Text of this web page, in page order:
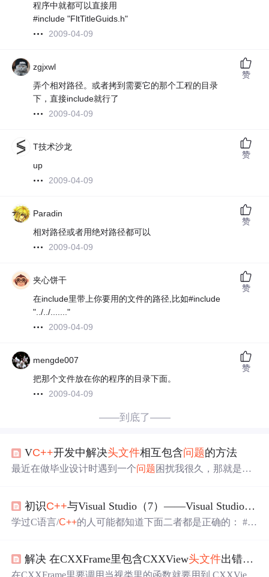
程序中就都可以直接用
#include "FltTitleGuids.h"
2009-04-09
zgjxwl
弄个相对路径。或者拷到需要它的那个工程的目录
下，直接include就行了
2009-04-09
赞
T技术沙龙
up
2009-04-09
赞
Paradin
相对路径或者用绝对路径都可以
2009-04-09
赞
夹心饼干
在include里带上你要用的文件的路径,比如#include
"../../......."
2009-04-09
赞
mengde007
把那个文件放在你的程序的目录下面。
2009-04-09
赞
——到底了——
VC++开发中解决头文件相互包含问题的方法
最近在做毕业设计时遇到一个问题困扰我很久，那就是头
前就被用来定义变量和声明函数。 一般情况下，C/C++
要求所有的类型必须在使用前被定义，但是在一些特殊情
息。为了实现对话框
初识C++与Visual Studio（7）——Visual Studio2017
学过C语言/C++的人可能都知道下面二者都是正确的： #in
的 头文件，如下： 如果你用的是“”，VS则不会给你推荐“i
ostream”。 所以问题来了：是什么决定VS在哪个路径下搜
解决 在CXXFrame里包含CXXView头文件出错的
在CXXFrame里要调用当视类里的函数就要用到 CXXView